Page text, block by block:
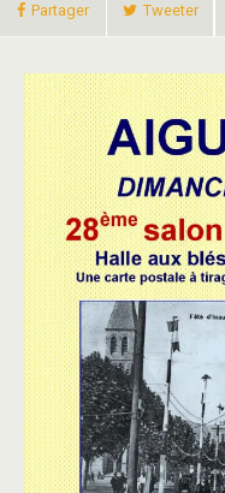
Partager Tweeter